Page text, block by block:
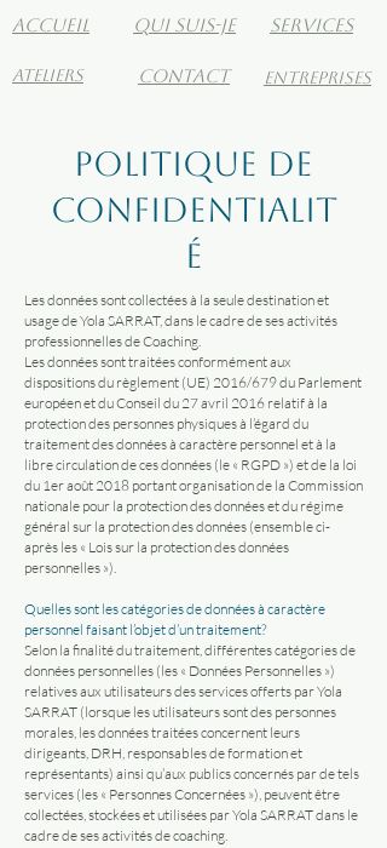
Entreprises
contact
ateliers
ACCueil Qui suis-je services
Politique de
confidentialit
é
Les données sont collectées à la seule destination et
usage de Yola SARRAT, dans le cadre de ses activités
professionnelles de Coaching.
Les données sont traitées conformément aux
dispositions du règlement (UE) 2016/679 du Parlement
européen et du Conseil du 27 avril 2016 relatif à la
protection des personnes physiques à l’égard du
traitement des données à caractère personnel et à la
libre circulation de ces données (le « RGPD ») et de la loi
du 1er août 2018 portant organisation de la Commission
nationale pour la protection des données et du régime
général sur la protection des données (ensemble ci-
après les « Lois sur la protection des données
personnelles »).
Quelles sont les catégories de données à caractère
personnel faisant l’objet d’un traitement?
Selon la finalité du traitement, différentes catégories de
données personnelles (les « Données Personnelles »)
relatives aux utilisateurs des services offerts par Yola
SARRAT (lorsque les utilisateurs sont des personnes
morales, les données traitées concernent leurs
dirigeants, DRH, responsables de formation et
représentants) ainsi qu’aux publics concernés par de tels
services (les « Personnes Concernées »), peuvent être
collectées, stockées et utilisées par Yola SARRAT dans le
cadre de ses activités de coaching.